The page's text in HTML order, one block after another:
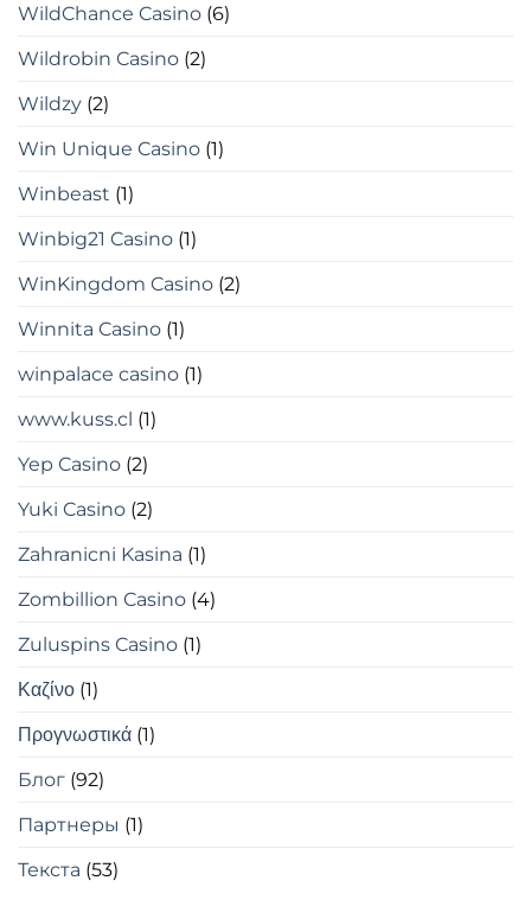
WildChance Casino (6)
Wildrobin Casino (2)
Wildzy (2)
Win Unique Casino (1)
Winbeast (1)
Winbig21 Casino (1)
WinKingdom Casino (2)
Winnita Casino (1)
winpalace casino (1)
www.kuss.cl (1)
Yep Casino (2)
Yuki Casino (2)
Zahranicni Kasina (1)
Zombillion Casino (4)
Zuluspins Casino (1)
Καζίνο (1)
Προγνωστικά (1)
Блог (92)
Партнеры (1)
Текста (53)